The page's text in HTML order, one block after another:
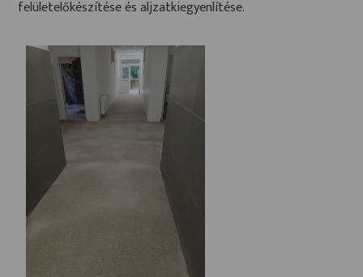
felületelőkészítése és aljzatkiegyenlítése.